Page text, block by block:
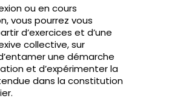
ou en cours
vous pourrez vous
d’exercices et d’une
collective, sur
une démarche
et d’expérimenter la
dans la constitution